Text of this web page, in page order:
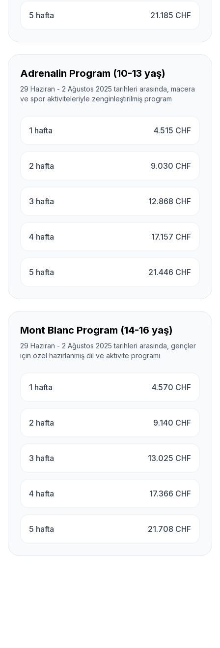
5 hafta 21.185 CHF
Adrenalin Program (10-13 yaş)
29 Haziran - 2 Ağustos 2025 tarihleri arasında, macera
ve spor aktiviteleriyle zenginleştirilmiş program
1 hafta 4.515 CHF
2 hafta 9.030 CHF
3 hafta 12.868 CHF
4 hafta 17.157 CHF
5 hafta 21.446 CHF
Mont Blanc Program (14-16 yaş)
29 Haziran - 2 Ağustos 2025 tarihleri arasında, gençler
için özel hazırlanmış dil ve aktivite programı
1 hafta 4.570 CHF
2 hafta 9.140 CHF
3 hafta 13.025 CHF
4 hafta 17.366 CHF
5 hafta 21.708 CHF